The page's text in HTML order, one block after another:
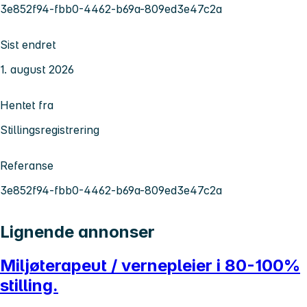
3e852f94-fbb0-4462-b69a-809ed3e47c2a
Sist endret
1. august 2026
Hentet fra
Stillingsregistrering
Referanse
3e852f94-fbb0-4462-b69a-809ed3e47c2a
Lignende annonser
Miljøterapeut / vernepleier i 80-100%
stilling.